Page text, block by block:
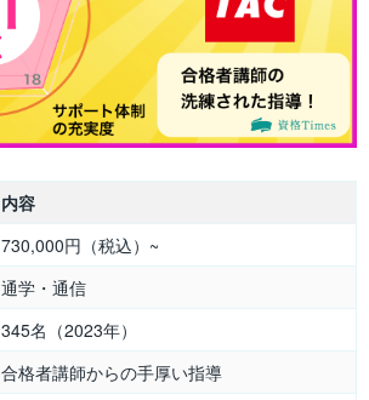
内容
730,000円（税込）~
通学・通信
345名（2023年）
合格者講師からの手厚い指導